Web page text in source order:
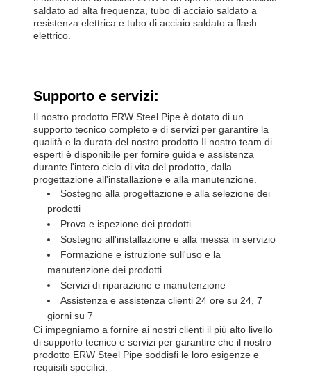
saldato ad alta frequenza, tubo di acciaio saldato a
resistenza elettrica e tubo di acciaio saldato a flash
elettrico.
Supporto e servizi:
Il nostro prodotto ERW Steel Pipe è dotato di un
supporto tecnico completo e di servizi per garantire la
qualità e la durata del nostro prodotto.Il nostro team di
esperti è disponibile per fornire guida e assistenza
durante l'intero ciclo di vita del prodotto, dalla
progettazione all'installazione e alla manutenzione.
Sostegno alla progettazione e alla selezione dei
prodotti
Prova e ispezione dei prodotti
Sostegno all'installazione e alla messa in servizio
Formazione e istruzione sull'uso e la
manutenzione dei prodotti
Servizi di riparazione e manutenzione
Assistenza e assistenza clienti 24 ore su 24, 7
giorni su 7
Ci impegniamo a fornire ai nostri clienti il più alto livello
di supporto tecnico e servizi per garantire che il nostro
prodotto ERW Steel Pipe soddisfi le loro esigenze e
requisiti specifici.